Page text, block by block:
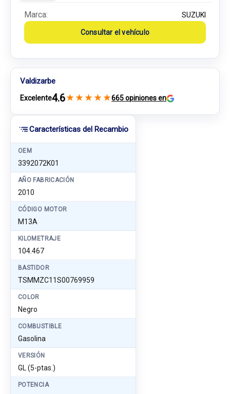
Características del Recambio
OEM
3392072K01
AÑO FABRICACIÓN
2010
CÓDIGO MOTOR
M13A
KILOMETRAJE
104.467
BASTIDOR
TSMMZC11S00769959
COLOR
Negro
COMBUSTIBLE
Gasolina
VERSIÓN
GL (5-ptas.)
POTENCIA
Marca: SUZUKI
Consultar el vehículo
Valdizarbe
Excelente4.6★ ★ ★ ★ ★665 opiniones en